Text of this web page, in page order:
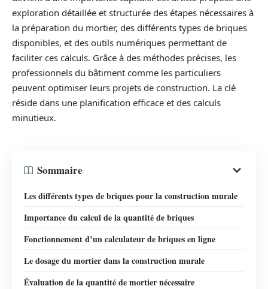
exploration détaillée et structurée des étapes nécessaires à
la préparation du mortier, des différents types de briques
disponibles, et des outils numériques permettant de
faciliter ces calculs. Grâce à des méthodes précises, les
professionnels du bâtiment comme les particuliers
peuvent optimiser leurs projets de construction. La clé
réside dans une planification efficace et des calculs
minutieux.
Sommaire
Les différents types de briques pour la construction murale
Importance du calcul de la quantité de briques
Fonctionnement d’un calculateur de briques en ligne
Le dosage du mortier dans la construction murale
Évaluation de la quantité de mortier nécessaire